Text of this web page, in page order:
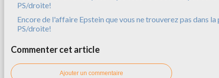
Encore de l'affaire Epstein que vous ne trouverez pas dans
PS/droite!
Commenter cet article
Ajouter un commentaire